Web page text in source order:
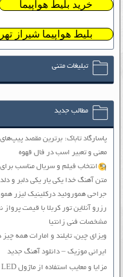
خرید بلیط هواپیما
بلیط هواپیما شیراز
تبلیغات متنی
مطالب جدید
پاسارگاد تاباک: برترین مقصد
معنی و تعبیر اسب در فال قهوه
انتخاب فیلم و سریال مناسب
متن آهنگ خدا یکی یار یکی دلبر و
جراحی هموروئید درکلینیک لیزر
رزرو آنلاین تور کربلا با قیمت
مشخصات فنی زانتیا
ویزای چین، تایلند و امارات همه
ایرانی موزیک – دانلود آهنگ جدید
مزایا و معایب استفاده از ماژول LED در روشنایی خانگی